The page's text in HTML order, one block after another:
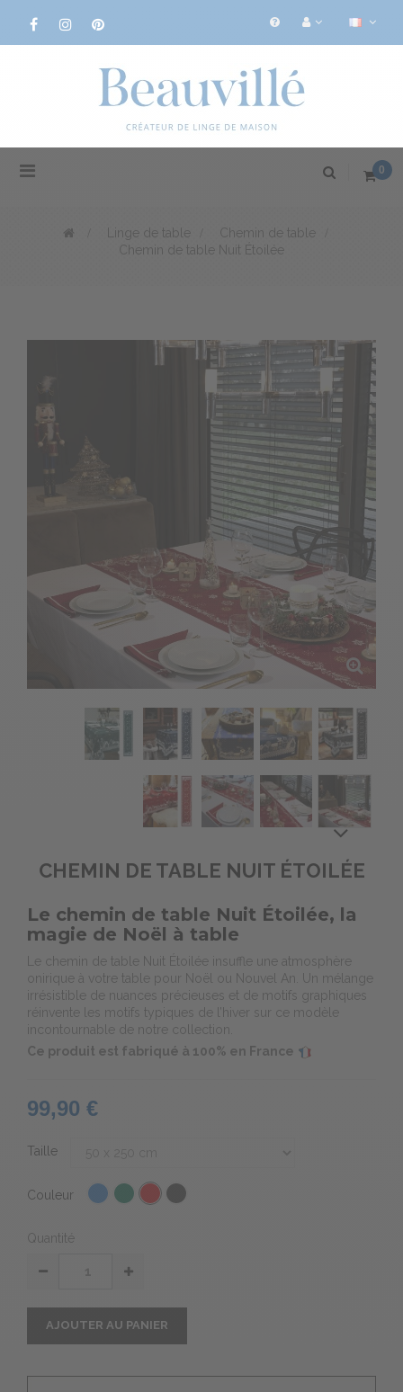
Basculer
0
Linge de table Chemin de table
Chemin de table Nuit Étoilée
CHEMIN DE TABLE NUIT ÉTOILÉE
Le chemin de table Nuit Étoilée, la
magie de Noël à table
Le chemin de table Nuit Étoilée insuffle une atmosphère
onirique à votre table pour Noël ou Nouvel An. Un mélange
irrésistible de nuances précieuses et de motifs graphiques
réinvente les motifs typiques de l’hiver sur ce modèle
incontournable de notre collection.
Ce produit est fabriqué à 100% en France
99,90 €
Taille
Couleur
Quantité
AJOUTER AU PANIER